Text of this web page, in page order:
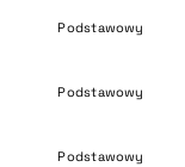
Podstawowy
Podstawowy
Podstawowy